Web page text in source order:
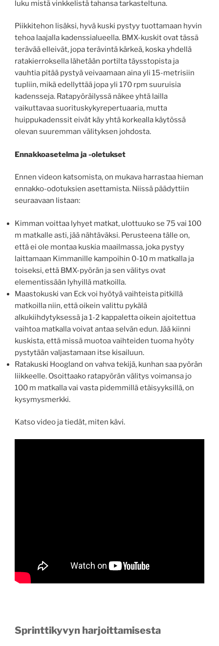
luku mistä vinkkelistä tahansa tarkasteltuna.
Piikkitehon lisäksi, hyvä kuski pystyy tuottamaan hyvin
tehoa laajalla kadenssialueella. BMX-kuskit ovat tässä
terävää elleivät, jopa terävintä kärkeä, koska yhdellä
ratakierroksella lähetään portilta täysstopista ja
vauhtia pitää pystyä veivaamaan aina yli 15-metrisiin
tupliin, mikä edellyttää jopa yli 170 rpm suuruisia
kadensseja. Ratapyöräilyssä näkee yhtä lailla
vaikuttavaa suorituskykyrepertuaaria, mutta
huippukadenssit eivät käy yhtä korkealla käytössä
olevan suuremman välityksen johdosta.
Ennakkoasetelma ja -oletukset
Ennen videon katsomista, on mukava harrastaa hieman
ennakko-odotuksien asettamista. Niissä päädyttiin
seuraavaan listaan:
Kimman voittaa lyhyet matkat, ulottuuko se 75 vai 100
m matkalle asti, jää nähtäväksi. Perusteena tälle on,
että ei ole montaa kuskia maailmassa, joka pystyy
laittamaan Kimmanille kampoihin 0-10 m matkalla ja
toiseksi, että BMX-pyörän ja sen välitys ovat
elementissään lyhyillä matkoilla.
Maastokuski van Eck voi hyötyä vaihteista pitkillä
matkoilla niin, että oikein valittu pykälä
alkukiihdytyksessä ja 1-2 kappaletta oikein ajoitettua
vaihtoa matkalla voivat antaa selvän edun. Jää kiinni
kuskista, että missä muotoa vaihteiden tuoma hyöty
pystytään valjastamaan itse kisailuun.
Ratakuski Hoogland on vahva tekijä, kunhan saa pyörän
liikkeelle. Osoittaako ratapyörän välitys voimansa jo
100 m matkalla vai vasta pidemmillä etäisyyksillä, on
kysymysmerkki.
Katso video ja tiedät, miten kävi.
Sprinttikyvyn harjoittamisesta